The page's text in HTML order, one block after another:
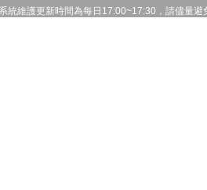
統維護更新時間為每日17:00~17:30，請儘量